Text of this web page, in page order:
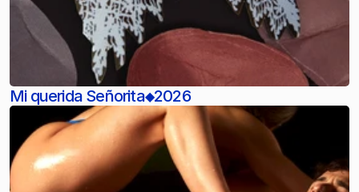
Mi querida Señorita◆2026